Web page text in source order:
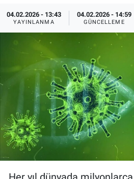
04.02.2026 - 13:43
YAYINLANMA
04.02.2026 - 14:59
GÜNCELLEME
Kadın
Erişim Bilgileri
Sağlık
Teknoloji
Ramazan